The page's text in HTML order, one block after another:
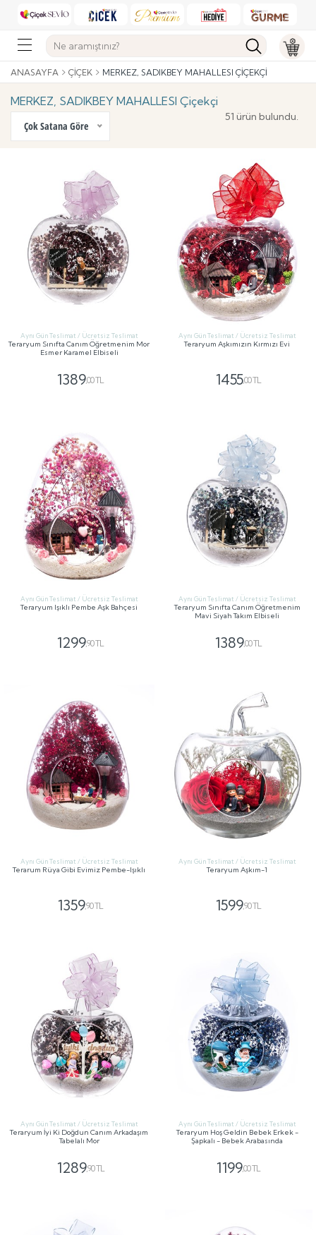
ANASAYFA ÇIÇEK MERKEZ, SADIKBEY MAHALLESI ÇIÇEKÇI
MERKEZ, SADIKBEY MAHALLESI Çiçekçi
Çok Satana Göre
51 ürün bulundu.
Aynı Gün Teslimat / Ücretsiz Teslimat
Teraryum Sınıfta Canım Öğretmenim Mor
Esmer Karamel Elbiseli
1389,00 TL
Aynı Gün Teslimat / Ücretsiz Teslimat
Teraryum Aşkımızın Kırmızı Evi
1455,00 TL
Aynı Gün Teslimat / Ücretsiz Teslimat
Teraryum Işıklı Pembe Aşk Bahçesi
1299,90 TL
Aynı Gün Teslimat / Ücretsiz Teslimat
Teraryum Sınıfta Canım Öğretmenim
Mavi Siyah Takım Elbiseli
1389,00 TL
Aynı Gün Teslimat / Ücretsiz Teslimat
Terarum Rüya Gibi Evimiz Pembe-Işıklı
1359,90 TL
Aynı Gün Teslimat / Ücretsiz Teslimat
Teraryum Aşkım-1
1599,90 TL
Aynı Gün Teslimat / Ücretsiz Teslimat
Teraryum İyi Ki Doğdun Canım Arkadaşım
Tabelalı Mor
1289,90 TL
Aynı Gün Teslimat / Ücretsiz Teslimat
Teraryum Hoş Geldin Bebek Erkek -
Şapkalı - Bebek Arabasında
1199,00 TL